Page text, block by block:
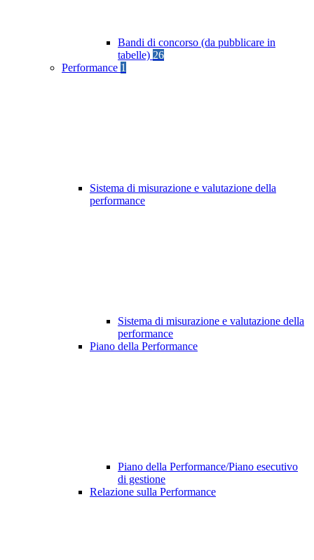
Bandi di concorso (da pubblicare in
tabelle) 26
Performance 1
Sistema di misurazione e valutazione della
performance
Sistema di misurazione e valutazione della
performance
Piano della Performance
Piano della Performance/Piano esecutivo
di gestione
Relazione sulla Performance